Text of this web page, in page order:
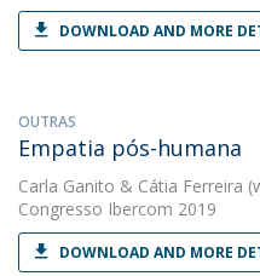
DOWNLOAD AND MORE
OUTRAS
Empatia pós-humana
Carla Ganito & Cátia Ferreira
Congresso Ibercom 2019
DOWNLOAD AND MORE